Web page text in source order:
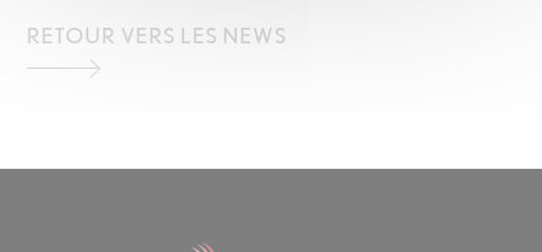
RETOUR VERS LES NEWS